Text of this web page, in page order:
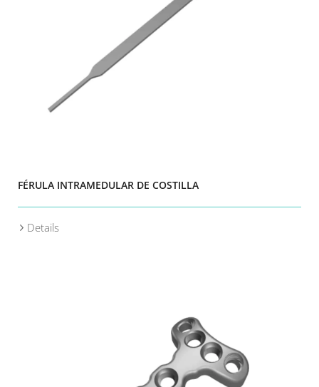
FÉRULA INTRAMEDULAR DE COSTILLA
Details